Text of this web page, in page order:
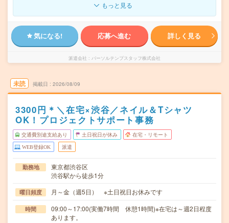
もっと見る
気になる! 応募へ進む 詳しく見る
派遣会社 パーソルテンプスタッフ株式会社
未読 掲載日 2026/08/09
3300円＊＼在宅×渋谷／ネイル＆Tシャツ
OK！プロジェクトサポート事務
交通費別途支給あり 土日祝日が休み 在宅・リモート
WEB登録OK 派遣
勤務地
東京都渋谷区
渋谷駅から徒歩1分
曜日頻度 月～金（週5日） ※土日祝日お休みです
時間
09:00～17:00(実働7時間 休憩1時間)※在宅は～週2日程度
あります。